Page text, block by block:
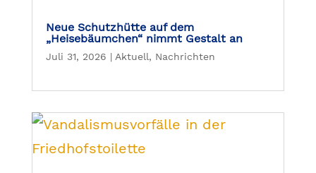
Neue Schutzhütte auf dem
„Heisebäumchen“ nimmt Gestalt an
Juli 31, 2026 | Aktuell, Nachrichten